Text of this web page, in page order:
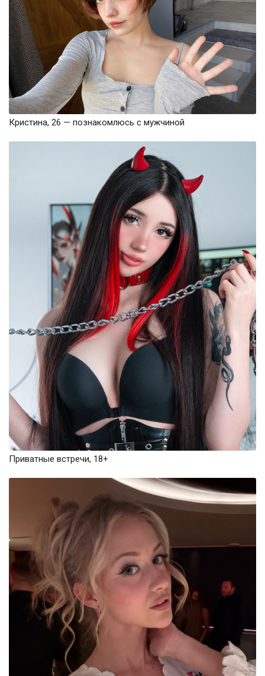
Кристина, 26 — познакомлюсь с мужчиной
Приватные встречи, 18+